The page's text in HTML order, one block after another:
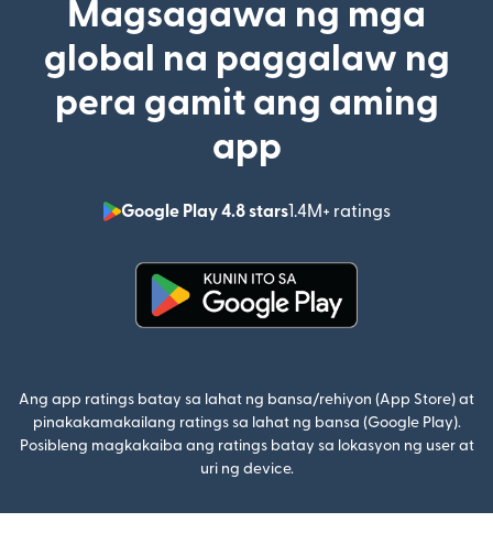
Magsagawa ng mga
global na paggalaw ng
pera gamit ang aming
app
Google Play 4.8 stars1.4M+ ratings
(bubukas
Ang app ratings batay sa lahat ng bansa/rehiyon (App Store) at
pinakakamakailang ratings sa lahat ng bansa (Google Play).
Posibleng magkakaiba ang ratings batay sa lokasyon ng user at
uri ng device.